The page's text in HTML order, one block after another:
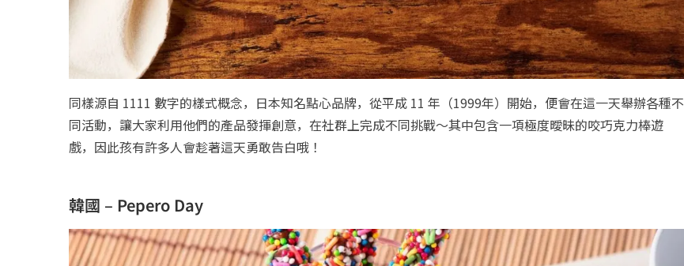
同樣源自 1111 數字的樣式概念，日本知名點心品牌，從平成 11 年（1999年）開始，便會在這一天舉辦各種不
同活動，讓大家利用他們的產品發揮創意，在社群上完成不同挑戰～其中包含一項極度曖昧的咬巧克力棒遊
戲，因此孩有許多人會趁著這天勇敢告白哦！
韓國 – Pepero Day